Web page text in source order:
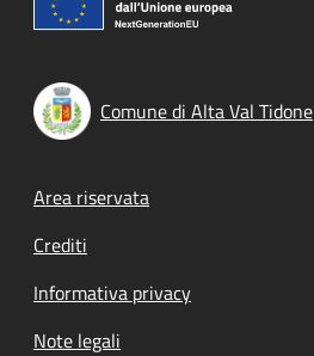
Comune di Alta Val Tidone
Footer menu
Area riservata
Crediti
Informativa privacy
Note legali